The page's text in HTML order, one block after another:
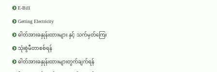
E-Bill
Getting Electricity
ဓါတ်အားခနှုန်းထားများ နှင့် သက်မှတ်ကြေး
သုံးစွဲမီတာစစ်ရန်
ဓါတ်အားခနှုန်းထားများတွက်ချက်ရန်